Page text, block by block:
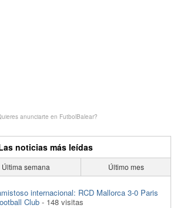
anunciarte en FutbolBalear?
noticias más leídas
Última semana Último mes
internacional: RCD Mallorca 3-0 Paris
Club - 148 visitas